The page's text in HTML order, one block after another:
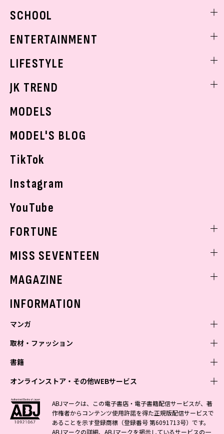
着回し
ベストコスメ
ボディケア
SCHOOL
学校ヘアメイク
ENTERTAINMENT
K-POP
LIFESTYLE
モデルの購入品
JK TREND
MODELS
MODEL'S BLOG
TikTok
Instagram
YouTube
FORTUNE
MISS SEVENTEEN
MAGAZINE
INFORMATION
マンガ
少年マンガ
Vジャンプ
最強ジャンプ
少年ジャンプ+
ジャンプTOON
青年マンガ
ZEBRACK
S-MANGA
少女マンガ
ZEBRACK
S-MANGA
女性マンガ
ジャンプTOON
取材・ファッション
ファッション・美容
BAILA
MAQUIA
芸能・情報・スポーツ
週プレNEWS
週プレ グラジャパ!
書籍
文芸・文庫・総合
小説すばる
集英社 文芸ステーション
学芸・ノンフィクション・新書
1日5分で、明日は変わる よみタイ yomitai
集英社学芸部 - 学芸・ノンフィクション
ライトノベル・ノベライズ
オンラインストア・その他WEBサービス
オンラインストア
OTO
SHUEISHA MANGA-ART HERITAGE
その他WEBサービス
ABJマークは、この電子書店・電子書籍配信サービスが、著
作権者からコンテンツ使用許諾を得た正規版配信サービスで
あることを示す登録商標（登録番号 第6091713号）です。
ABJマークの詳細、ABJマークを掲示しているサービスの一